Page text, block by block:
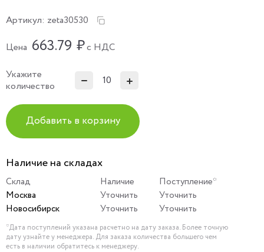
Артикул: zeta30530
Цена 663.79 ₽с НДС
Укажите
количество
Добавить в корзину
Наличие на складах
Склад Наличие
Поступление*
Москва
Уточнить
Уточнить
Новосибирск
Уточнить Уточнить
*Дата поступлений указана расчетно на дату заказа. Более точную
дату узнайте у менеджера. Для заказа количества большего чем
есть в наличии обратитесь к менеджеру.